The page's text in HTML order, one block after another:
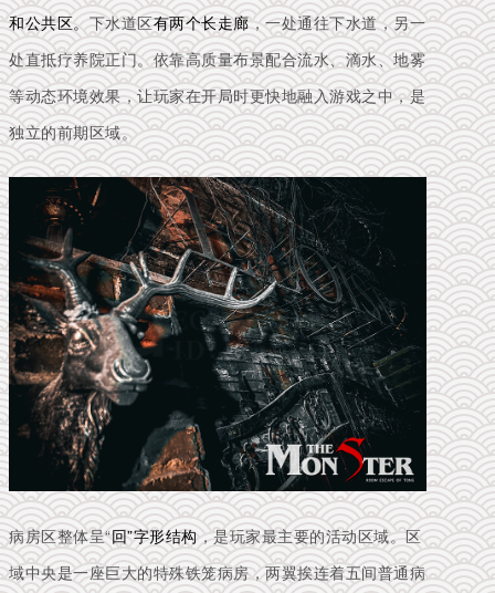
和公共区。下水道区有两个长走廊，一处通往下水道，另一
处直抵疗养院正门。依靠高质量布景配合流水、滴水、地雾
等动态环境效果，让玩家在开局时更快地融入游戏之中，是
独立的前期区域。
病房区整体呈“回”字形结构，是玩家最主要的活动区域。区
域中央是一座巨大的特殊铁笼病房，两翼挨连着五间普通病